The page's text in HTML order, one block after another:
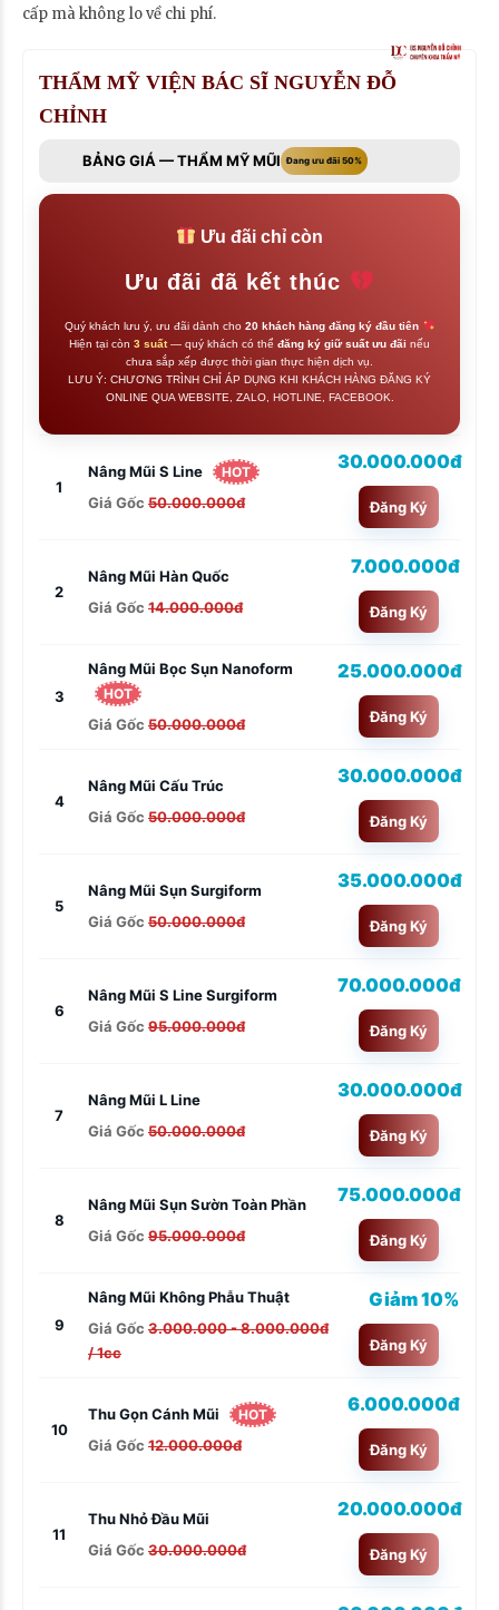
cấp mà không lo về chi phí.
THẨM MỸ VIỆN BÁC SĨ NGUYỄN ĐỖ
CHỈNH
BẢNG GIÁ — THẨM MỸ MŨI Đang ưu đãi 50%
Ưu đãi chỉ còn
Ưu đãi đã kết thúc
Quý khách lưu ý, ưu đãi dành cho 20 khách hàng đăng ký đầu tiên
Hiện tại còn 3 suất— quý khách có thể đăng ký giữ suất ưu đãi nếu
chưa sắp xếp được thời gian thực hiện dịch vụ.
LƯU Ý: CHƯƠNG TRÌNH CHỈ ÁP DỤNG KHI KHÁCH HÀNG ĐĂNG KÝ
ONLINE QUA WEBSITE, ZALO, HOTLINE, FACEBOOK.
1
Nâng Mũi S Line HOT
Giá Gốc 50.000.000đ
30.000.000đ
Đăng Ký
2
Nâng Mũi Hàn Quốc
Giá Gốc 14.000.000đ
7.000.000đ
Đăng Ký
3
Nâng Mũi Bọc Sụn Nanoform
HOT
Giá Gốc 50.000.000đ
25.000.000đ
Đăng Ký
4
Nâng Mũi Cấu Trúc
Giá Gốc 50.000.000đ
30.000.000đ
Đăng Ký
5
Nâng Mũi Sụn Surgiform
Giá Gốc 50.000.000đ
35.000.000đ
Đăng Ký
6
Nâng Mũi S Line Surgiform
Giá Gốc 95.000.000đ
70.000.000đ
Đăng Ký
7
Nâng Mũi L Line
Giá Gốc 50.000.000đ
30.000.000đ
Đăng Ký
8
Nâng Mũi Sụn Sườn Toàn Phần
Giá Gốc 95.000.000đ
75.000.000đ
Đăng Ký
9
Nâng Mũi Không Phẫu Thuật
Giá Gốc 3.000.000 - 8.000.000đ
/ 1cc
Giảm 10%
Đăng Ký
10
Thu Gọn Cánh Mũi HOT
Giá Gốc 12.000.000đ
6.000.000đ
Đăng Ký
11
Thu Nhỏ Đầu Mũi
Giá Gốc 30.000.000đ
20.000.000đ
Đăng Ký